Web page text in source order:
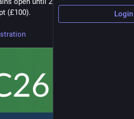
(£100).
Login